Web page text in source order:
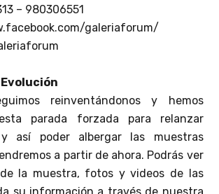
– 980306551
galeriaforum/
reinventándonos y hemos
parada forzada para relanzar
así poder albergar las muestras
a partir de ahora. Podrás ver
la muestra, fotos y videos de las
su información a través de nuestra